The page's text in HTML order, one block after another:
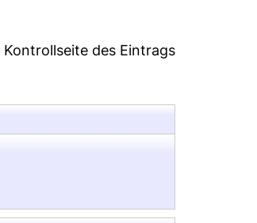
Kontrollseite des Eintrags